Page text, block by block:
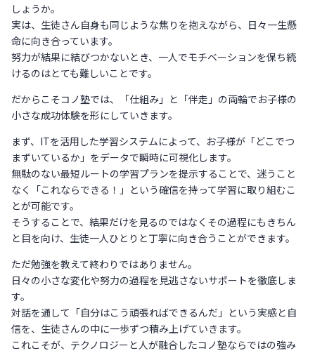
しょうか。
実は、生徒さん自身も同じような焦りを抱えながら、日々一生懸
命に向き合っています。
努力が結果に結びつかないとき、一人でモチベーションを保ち続
けるのはとても難しいことです。
だからこそコノ塾では、「仕組み」と「伴走」の両輪でお子様の
小さな成功体験を形にしていきます。
まず、ITを活用した学習システムによって、お子様が「どこでつ
まずいているか」をデータで瞬時に可視化します。
無駄のない最短ルートの学習プランを提示することで、迷うこと
なく「これならできる！」という確信を持って学習に取り組むこ
とが可能です。
そうすることで、結果だけを見るのではなくその過程にもきちん
と目を向け、生徒一人ひとりと丁寧に向き合うことができます。
ただ勉強を教えて終わりではありません。
日々の小さな変化や努力の過程を見逃さないサポートを徹底しま
す。
対話を通して「自分はこう頑張ればできるんだ」という実感と自
信を、生徒さんの中に一歩ずつ積み上げていきます。
これこそが、テクノロジーと人が融合したコノ塾ならではの強み